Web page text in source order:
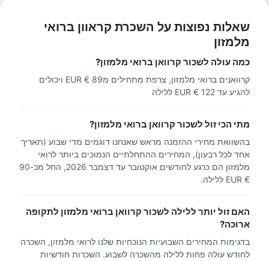
שאלות נפוצות על השכרת קראוון ברואי
מלמזון
כמה עולה לשכור קרוואן ברואי מלמזון?
קרוואנים ברואי מלמזון, צרפת מתחילים מ89 € EUR ויכולים
להגיע עד 122 € EUR ללילה
מתי הכי זול לשכור קרוואן ברואי מלמזון?
בהשוואת מחירי ההזמנה מראש שאנחנו דוגמים מדי שבוע (תאריך
אחד לכל רבעון), המחירים ההתחלתיים הנמוכים ביותר לרואי
מלמזון הם כרגע לחודשים אוקטובר עד דצמבר 2026, החל מכ-90
€ EUR ללילה.
האם זול יותר ללילה לשכור קרוואן ברואי מלמזון לתקופה
ארוכה?
בדגימות המחירים השבועיות הנוכחיות שלנו לרואי מלמזון, השכרה
לחודש עולה פחות ללילה מהשכרה לשבוע. השכרות חודשיות